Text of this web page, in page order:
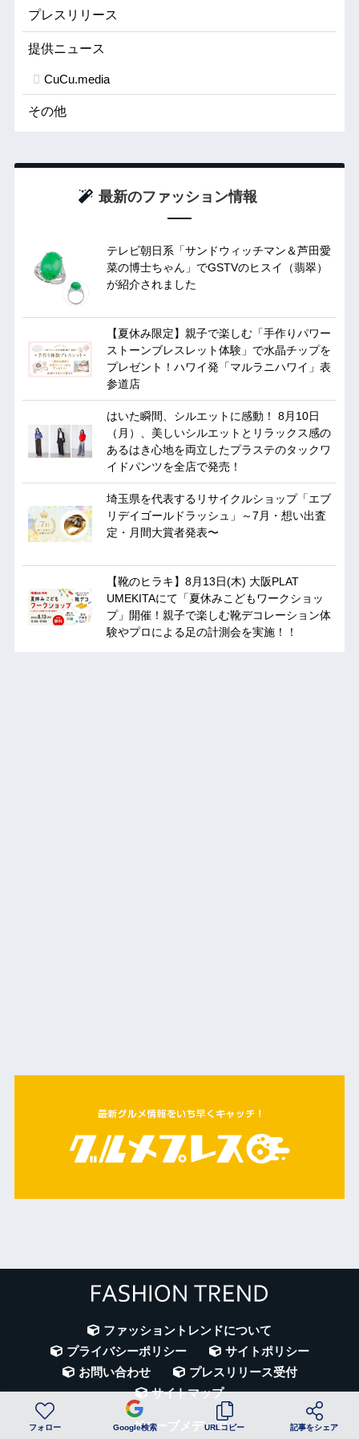
プレスリリース
提供ニュース
CuCu.media
その他
最新のファッション情報
テレビ朝日系「サンドウィッチマン＆芦田愛
菜の博士ちゃん」でGSTVのヒスイ（翡翠）
が紹介されました
【夏休み限定】親子で楽しむ「手作りパワー
ストーンブレスレット体験」で水晶チップを
プレゼント！ハワイ発「マルラニハワイ」表
参道店
はいた瞬間、シルエットに感動！ 8月10日
（月）、美しいシルエットとリラックス感の
あるはき心地を両立したプラステのタックワ
イドパンツを全店で発売！
埼玉県を代表するリサイクルショップ「エブ
リデイゴールドラッシュ」～7月・想い出査
定・月間大賞者発表〜
【靴のヒラキ】8月13日(木) 大阪PLAT
UMEKITAにて「夏休みこどもワークショッ
プ」開催！親子で楽しむ靴デコレーション体
験やプロによる足の計測会を実施！！
ファッショントレンドについて
プライバシーポリシー
サイトポリシー
お問い合わせ
プレスリリース受付
サイトマップ
グループメディア
フォロー Google検索 URLコピー 記事をシェア